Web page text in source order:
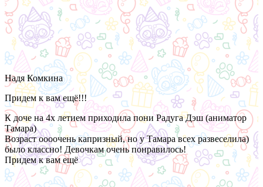
Надя Комкина
Придем к вам ещё!!!
К доче на 4х летием приходила пони Радуга Дэш (аниматор
Тамара)
Возраст оооочень капризный, но у Тамара всех развеселила)
было классно! Девочкам очень понравилось!
Придем к вам ещё